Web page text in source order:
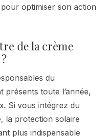
optimiser son action
de la crème
du
présents toute l’année,
Si vous intégrez du
la protection solaire
plus indispensable